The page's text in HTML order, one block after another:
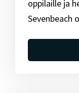
oppilaille ja
Sevenbeach